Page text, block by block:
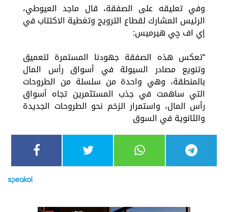
وفي تعليقه على الصفقة، قال ماجد العيوطي،
الرئيس المشارك لقطاع الترويج وتغطية الاكتتاب في
إي اف چي هيرميس:
“تعكس هذه الصفقة جهودنا المستمرة لتعميق
وتنويع مصادر السيولة في أسواق رأس المال
بالمنطقة، وهي واحدة من سلسلة من الطروحات
التي ساهمت في جذب المستثمرين تجاه أسواق
رأس المال، واستمرار الزخم نحو الطروحات الجديدة
والثانوية في السوق